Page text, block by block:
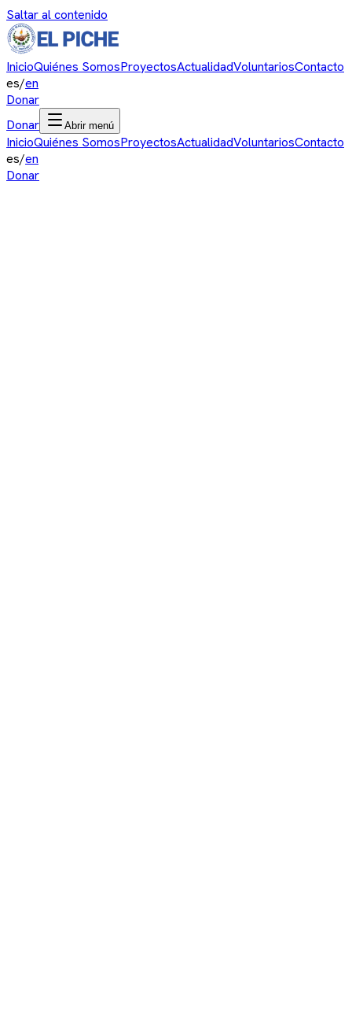
Saltar al contenido
InicioQuiénes SomosProyectosActualidadVoluntariosContacto
es/en
Donar
Donar
Abrir menú
InicioQuiénes SomosProyectosActualidadVoluntariosContacto
es/en
Donar